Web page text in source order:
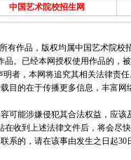
中国艺术院校招生网
有作品，版权均属中国艺术院校
。已经本网授权使用作品的，
者，本网将追究其相关法律责
目的在于传播更多信息，丰富
可能涉嫌侵犯其合法权益，应
收到上述法律文件后，将会尽
系的，请在该事由发生之日起30